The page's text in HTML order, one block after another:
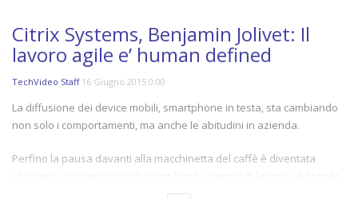
Citrix Systems, Benjamin Jolivet: Il
lavoro agile e’ human defined
TechVideo Staff 16 Giugno 2015 0:00
La diffusione dei device mobili, smartphone in testa, sta cambiando
non solo i comportamenti, ma anche le abitudini in azienda.
Perfino la pausa davanti alla macchinetta del caffè è diventata
obsoleta. La tecnologia ridisegna luoghi e tempi di lavoro, abilitando
nuove forme di aggregazione e di scambio di informazioni. Smart